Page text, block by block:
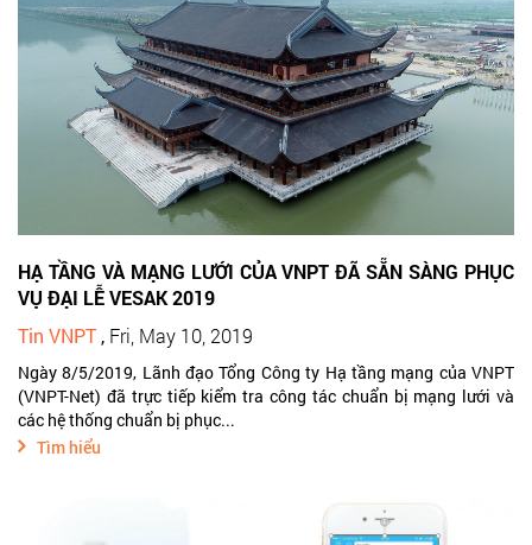
HẠ TẦNG VÀ MẠNG LƯỚI CỦA VNPT ĐÃ SẴN SÀNG PHỤC
VỤ ĐẠI LỄ VESAK 2019
Tin VNPT , Fri, May 10, 2019
Ngày 8/5/2019, Lãnh đạo Tổng Công ty Hạ tầng mạng của VNPT
(VNPT-Net) đã trực tiếp kiểm tra công tác chuẩn bị mạng lưới và
các hệ thống chuẩn bị phục...
Tìm hiểu